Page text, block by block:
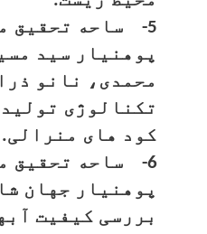
5- ساحه تحقیق
پوهنیار سید
محمدی، نانو
تکنالوژی
کود های منرالی.
6- ساحه تحقیق
پوهنیار جهان
بررسی کیفیت